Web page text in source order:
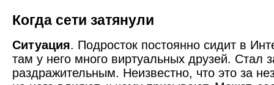
Когда сети затянули
Ситуация. Подросток постоянно сидит в
там у него много виртуальных друзей. Стал
раздражительным. Неизвестно, что это за